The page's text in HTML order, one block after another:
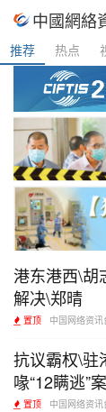
中國網絡
推荐 热点
港东港西\胡
解决\郑晴
置顶 中国网络资讯
抗议霸权\驻
喙“12瞒逃”案
置顶 中国网络资讯